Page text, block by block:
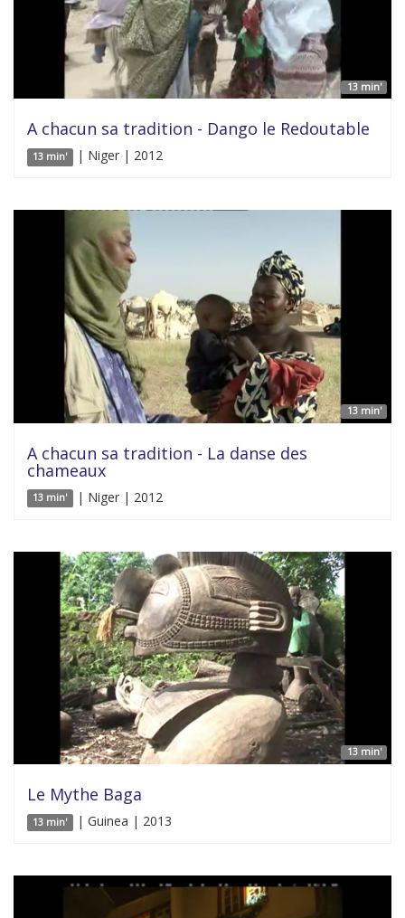
13 min'
A chacun sa tradition - Dango le Redoutable
13 min' | Niger | 2012
13 min'
A chacun sa tradition - La danse des
chameaux
13 min' | Niger | 2012
13 min'
Le Mythe Baga
13 min' | Guinea | 2013